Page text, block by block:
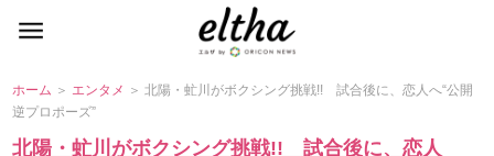
ホーム ＞ エンタメ ＞ 北陽・虻川がボクシング挑戦!! 試合後に、恋人へ“公開
逆プロポーズ”
北陽・虻川がボクシング挑戦!! 試合後に、恋人